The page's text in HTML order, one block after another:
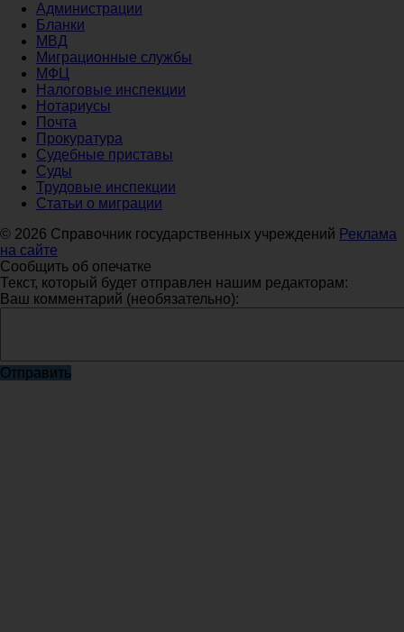
Администрации
Бланки
МВД
Миграционные службы
МФЦ
Налоговые инспекции
Нотариусы
Почта
Прокуратура
Судебные приставы
Суды
Трудовые инспекции
Статьи о миграции
© 2026 Справочник государственных учреждений Реклама
на сайте
Сообщить об опечатке
Текст, который будет отправлен нашим редакторам:
Ваш комментарий (необязательно):
Отправить